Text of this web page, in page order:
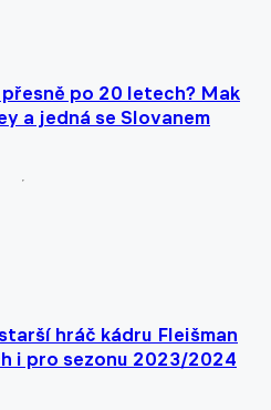
po 20 letech? Mak
a jedná se Slovanem
hráč kádru Fleišman
i pro sezonu 2023/2024